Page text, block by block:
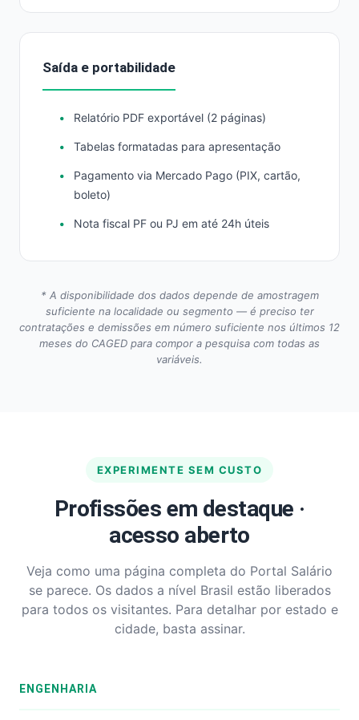
Saída e portabilidade
Relatório PDF exportável (2 páginas)
Tabelas formatadas para apresentação
Pagamento via Mercado Pago (PIX, cartão,
boleto)
Nota fiscal PF ou PJ em até 24h úteis
* A disponibilidade dos dados depende de amostragem
suficiente na localidade ou segmento — é preciso ter
contratações e demissões em número suficiente nos últimos 12
meses do CAGED para compor a pesquisa com todas as
variáveis.
EXPERIMENTE SEM CUSTO
Profissões em destaque ·
acesso aberto
Veja como uma página completa do Portal Salário
se parece. Os dados a nível Brasil estão liberados
para todos os visitantes. Para detalhar por estado e
cidade, basta assinar.
ENGENHARIA